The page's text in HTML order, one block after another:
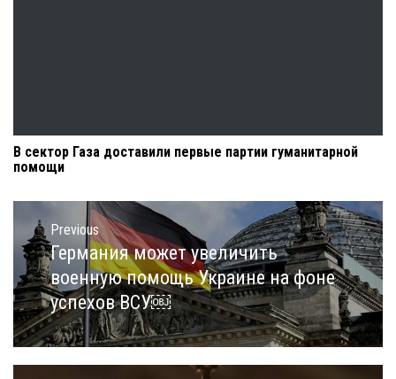
В сектор Газа доставили первые партии гуманитарной
помощи
Навигация
по
записям
Previous
Previous
post:
Германия может увеличить
военную помощь Украине на фоне
успехов ВСУ￼